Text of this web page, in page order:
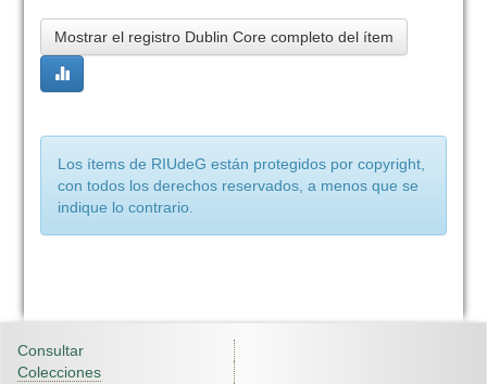
Mostrar el registro Dublin Core completo del ítem
Los ítems de RIUdeG están protegidos por copyright,
con todos los derechos reservados, a menos que se
indique lo contrario.
Consultar
Colecciones